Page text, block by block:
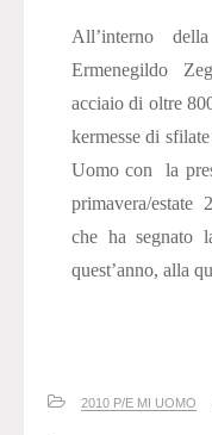
All’interno
Ermenegildo
acciaio di oltre
kermesse di
Uomo con la
primavera/estate
che ha segnato
quest’anno, alla
2010 P/E MI UOMO